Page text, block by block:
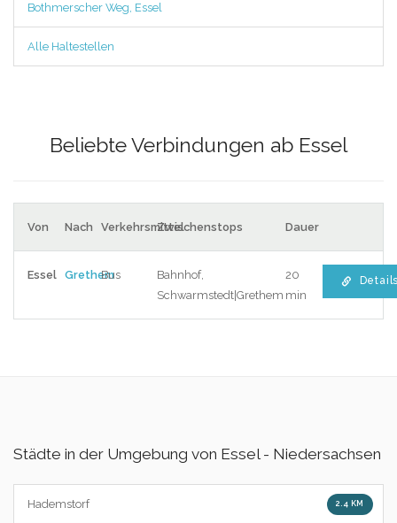
Bothmerscher Weg, Essel
Alle Haltestellen
Beliebte Verbindungen ab Essel
Von Nach VerkehrsmittelZwischenstops Dauer
Essel Grethem
Bus
Bahnhof,
Schwarmstedt|Grethem
20
min
Städte in der Umgebung von Essel - Niedersachsen
Hademstorf 2.4 KM